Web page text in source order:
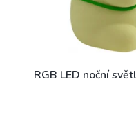
RGB LED noční